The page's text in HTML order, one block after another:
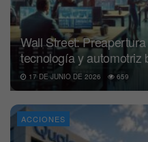
Wall Street:
tecnología y automotriz
17 DE JUNIO DE 2026 659
ACCIONES